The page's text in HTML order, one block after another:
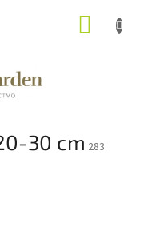
30 cm 283